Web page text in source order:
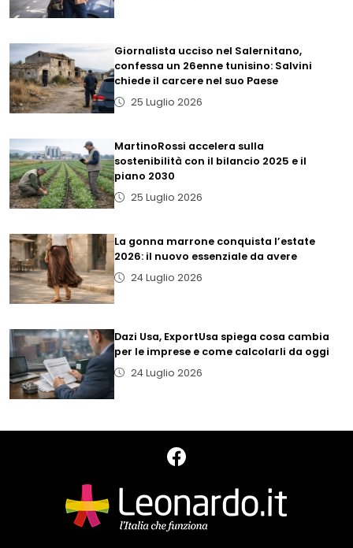
Giornalista ucciso nel Salernitano,
confessa un 26enne tunisino: Salvini
chiede il carcere nel suo Paese
25 Luglio 2026
MartinoRossi accelera sulla
sostenibilità con il bilancio 2025 e il
piano 2030
25 Luglio 2026
La gonna marrone conquista l’estate
2026: il nuovo essenziale da avere
24 Luglio 2026
Dazi Usa, ExportUsa spiega cosa cambia
per le imprese e come calcolarli da oggi
24 Luglio 2026